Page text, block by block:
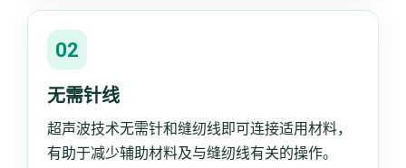
02
无需针线
超声波技术无需针和缝纫线即可连接适用材料，
有助于减少辅助材料及与缝纫线有关的操作。